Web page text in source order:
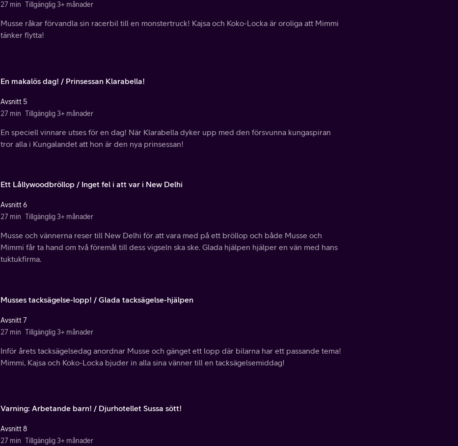
27 min Tillgänglig 3+ månader
Musse råkar förvandla sin racerbil till en monstertruck! Kajsa och Koko-Locka är oroliga att Mimmi
tänker flytta!
En makalös dag! / Prinsessan Klarabella!
Avsnitt 5
27 min Tillgänglig 3+ månader
En speciell vinnare utses för en dag! När Klarabella dyker upp med den försvunna kungaspiran
tror alla i Kungalandet att hon är den nya prinsessan!
Ett Lållywoodbröllop / Inget fel i att var i New Delhi
Avsnitt 6
27 min Tillgänglig 3+ månader
Musse och vännerna reser till New Delhi för att vara med på ett bröllop och både Musse och
Mimmi får ta hand om två föremål till dess vigseln ska ske. Glada hjälpen hjälper en vän med hans
tuktukfirma.
Musses tacksägelse-lopp! / Glada tacksägelse-hjälpen
Avsnitt 7
27 min Tillgänglig 3+ månader
Inför årets tacksägelsedag anordnar Musse och gänget ett lopp där bilarna har ett passande tema!
Mimmi, Kajsa och Koko-Locka bjuder in alla sina vänner till en tacksägelsemiddag!
Varning: Arbetande barn! / Djurhotellet Sussa sött!
Avsnitt 8
27 min Tillgänglig 3+ månader